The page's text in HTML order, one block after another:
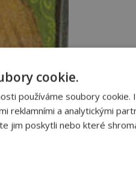
cookie.
používáme soubory cookie.
reklamními a analytickými
jim poskytli nebo které